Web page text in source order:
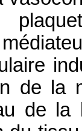
de la
de la